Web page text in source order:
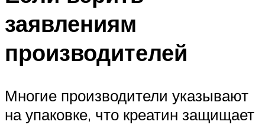
заявлениям
производителей
Многие производители указывают
на упаковке, что креатин защищает